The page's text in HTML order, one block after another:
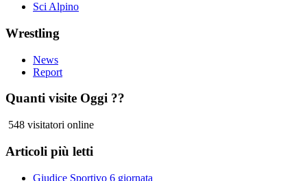
Sci Alpino
Wrestling
News
Report
Quanti visite Oggi ??
548 visitatori online
Articoli più letti
Giudice Sportivo 6 giornata